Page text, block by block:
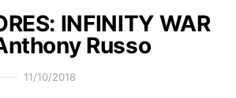
INFINITY WAR
Russo
11/10/2018